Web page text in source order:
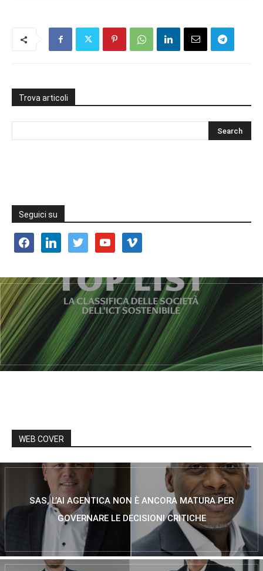
Trova articoli
Seguici su
facebooklinkedin twitter youtube vimeo
WEB COVER
SAS, L’AI AGENTICA NON È ANCORA MATURA PER
GOVERNARE LE DECISIONI CRITICHE